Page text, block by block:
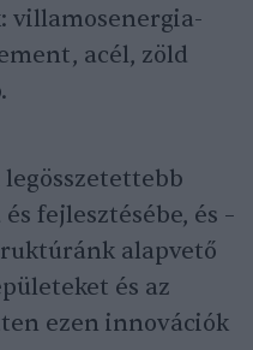
villamosenergia-
acél, zöld
fejlesztésébe, és –
alapvető
és az
ezen innovációk